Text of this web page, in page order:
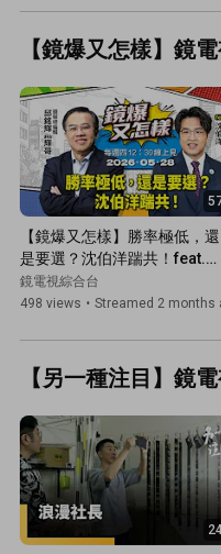
【鏡爆又怎樣】鏡
【鏡爆又怎樣】勝率極低，還
是要選？沈伯洋踹共！feat.台
北市長候選人 沈伯洋｜#鏡報
#直播 #live
鏡電視綜合台
498 views • Streamed 2 months
【另一種注目】鏡